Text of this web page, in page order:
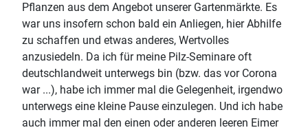
Pflanzen aus dem Angebot unserer Gartenmärkte. Es
war uns insofern schon bald ein Anliegen, hier Abhilfe
zu schaffen und etwas anderes, Wertvolles
anzusiedeln. Da ich für meine Pilz-Seminare oft
deutschlandweit unterwegs bin (bzw. das vor Corona
war ...), habe ich immer mal die Gelegenheit, irgendwo
unterwegs eine kleine Pause einzulegen. Und ich habe
auch immer mal den einen oder anderen leeren Eimer